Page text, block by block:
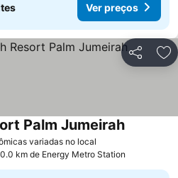
Ver preços
Partilhar
variadas no local
Palm Jumeirah
km de Energy Metro Station